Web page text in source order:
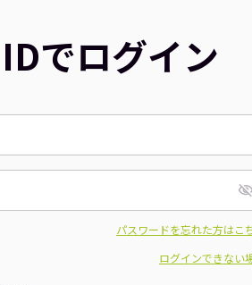
でログイン
パスワードを忘れた方はこ
ログインできない